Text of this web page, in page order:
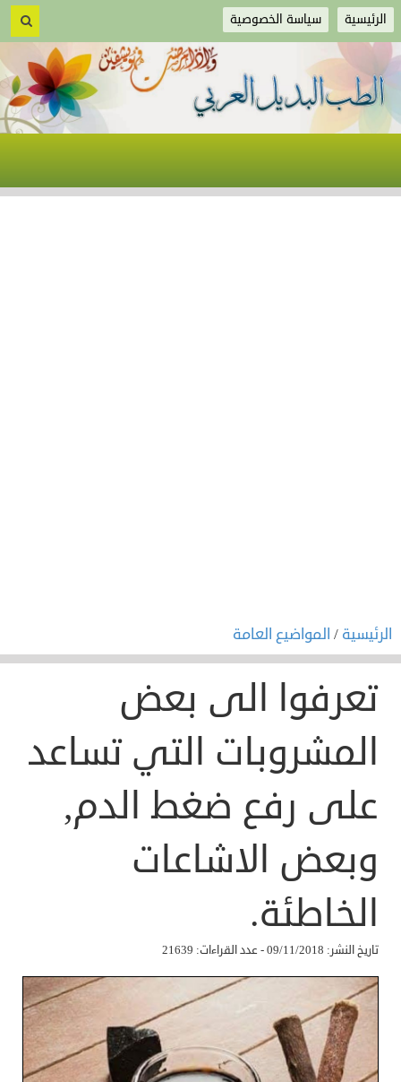
الرئيسية سياسة الخصوصية
الرئيسية / المواضيع العامة
تعرفوا الى بعض
المشروبات التي تساعد
على رفع ضغط الدم,
وبعض الاشاعات
الخاطئة.
تاريخ النشر: 09/11/2018 - عدد القراءات: 21639